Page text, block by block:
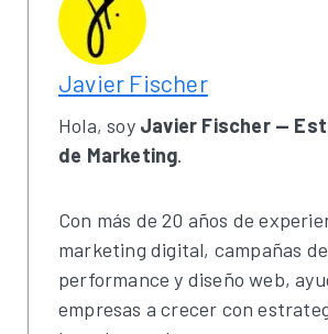
Javier Fischer
Hola, soy Javier Fischer —
de Marketing.
Con más de 20 años de
marketing digital, campañas de
performance y diseño web,
empresas a crecer con